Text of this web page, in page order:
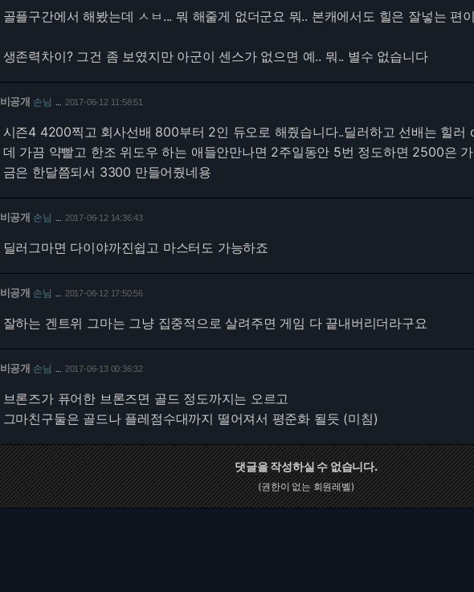
골플구간에서 해봤는데 ㅅㅂ... 뭐 해줄게 없더군요 뭐.. 본캐에서도 힐은 잘넣는 편
생존력차이? 그건 좀 보였지만 아군이 센스가 없으면 예.. 뭐.. 별수 없습니다
비공개 손님 2017-06-12 11:58:51
시즌4 4200찍고 회사선배 800부터 2인 듀오로 해줬습니다..딜러하고 선배는 힐러
데 가끔 약빨고 한조 위도우 하는 애들안만나면 2주일동안 5번 정도하면 2500은
금은 한달쯤되서 3300 만들어줬네용
비공개 손님 2017-06-12 14:36:43
딜러그마면 다이야까진쉽고 마스터도 가능하죠
비공개 손님 2017-06-12 17:50:56
잘하는 겐트위 그마는 그냥 집중적으로 살려주면 게임 다 끝내버리더라구요
비공개 손님 2017-06-13 00:36:32
브론즈가 퓨어한 브론즈면 골드 정도까지는 오르고
그마친구둘은 골드나 플레점수대까지 떨어져서 평준화 될듯 (미침)
댓글을 작성하실 수 없습니다.
(권한이 없는 회원레벨)